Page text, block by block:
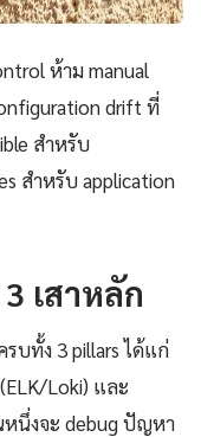
ห้าม manual
drift ที่
สำหรับ
สำหรับ application
เสาหลัก
บทั้ง 3 pillars ได้แก่
Loki) และ
หนึ่งจะ debug ปัญหา